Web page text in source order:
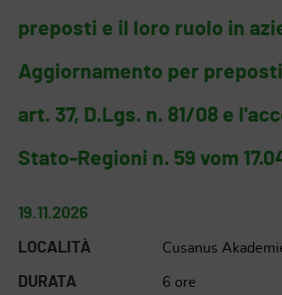
preposti e il loro ruolo in
Aggiornamento per
art. 37, D.Lgs. n. 81/08 e
Stato-Regioni n. 59 vom
19.11.2026
LOCALITÀ Cusanus
DURATA
6 ore